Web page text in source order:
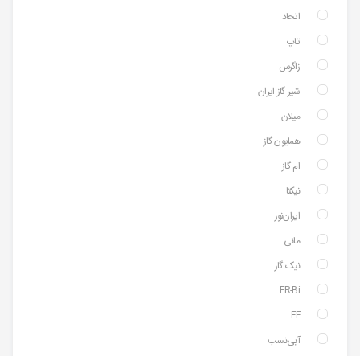
اتحاد
تاپ
زاگرس
شیر گاز ایران
میلان
همایون گاز
ام گاز
نیکتا
ایران‌نور
مانی
نیک گاز
ER-Bi
FF
آبی‌نسب